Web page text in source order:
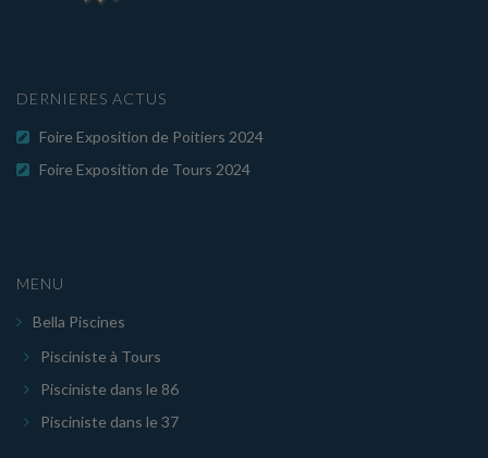
DERNIERES ACTUS
Foire Exposition de Poitiers 2024
Foire Exposition de Tours 2024
MENU
Bella Piscines
Pisciniste à Tours
Pisciniste dans le 86
Pisciniste dans le 37